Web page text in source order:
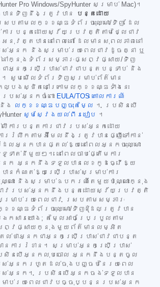
Pro Windows/SpyHunter សម្រាប់ Mac)។
បានទិញនឹងត្រូវបាន
បន្តដោយ
របតាមលក្ខខណ្ឌទំព័រចុះឈ្មោះ/ទិញ ដែល
ារបន្តដោយស្វ័យប្រវត្តិតាមថ្លៃជាវ
នុវត្តបាននៅពេលនោះ ដែលមានសុពលភាពនៅ
អ្នក និងសម្រាប់រយៈពេលជាវដូចគ្នា ឬ
នៅក្នុងទំព័រសម្ភារៈផ្សព្វផ្សាយ/ទិញ
ាអ្នកប្រើប្រាស់ជាវជាបន្តបន្ទាប់ និង
។ សូមមើលទំព័រទិញសម្រាប់ព័ត៌មាន
ល្បងស្ថិតនៅក្រោមលក្ខខណ្ឌទាំងនេះ
បស់អ្នកចំពោះ EULA/TOS គោលការណ៍
និង លក្ខខណ្ឌបញ្ចុះតម្លៃ ។ ប្រសិនបើ
សូមស្វែងយល់ពីរបៀប ។
លើការបន្តការជាវរបស់អ្នកដោយ
រំលឹកតាមអ៊ីមែលនឹងត្រូវបានផ្ញើទៅកាន់
ែលអ្នកបានផ្តល់ឱ្យនៅពេលអ្នកចុះឈ្មោះ
ទាត់នីមួយៗ។ នៅពេលចាប់ផ្តើមការ
ក អ្នកនឹងទទួលបានលេខកូដធ្វើឱ្យ
នកំណត់ឱ្យប្រើប្រាស់សម្រាប់ការ
ណោះ និងសម្រាប់ឧបករណ៍តែមួយប៉ុណ្ណោះក្នុង
ាវរបស់អ្នកនឹងបន្តដោយស្វ័យប្រវត្តិ
ាប់រយៈពេលជាវ ស្របតាមសម្ភារៈ
ណ្ឌទំព័រចុះឈ្មោះ/ទិញ (ដែលត្រូវបាន
ឯកសារយោង; តម្លៃអាចប្រែប្រួលតាម
សព្វផ្សាយក្នុងមួយព័ត៌មានលម្អិត
ថាអ្នកជាអ្នកប្រើប្រាស់ជាវជាបន្ត
នការរំខាន។ សម្រាប់អ្នកប្រើប្រាស់
រសិនបើអ្នកលុបចោល អ្នកនឹងបន្តចូល
អ្នករហូតដល់ចុងបញ្ចប់នៃរយៈពេល
ស់អ្នក។ ប្រសិនបើអ្នកចង់ទទួលបាន
ាប់រយៈពេលជាវបច្ចុប្បន្នរបស់អ្នក